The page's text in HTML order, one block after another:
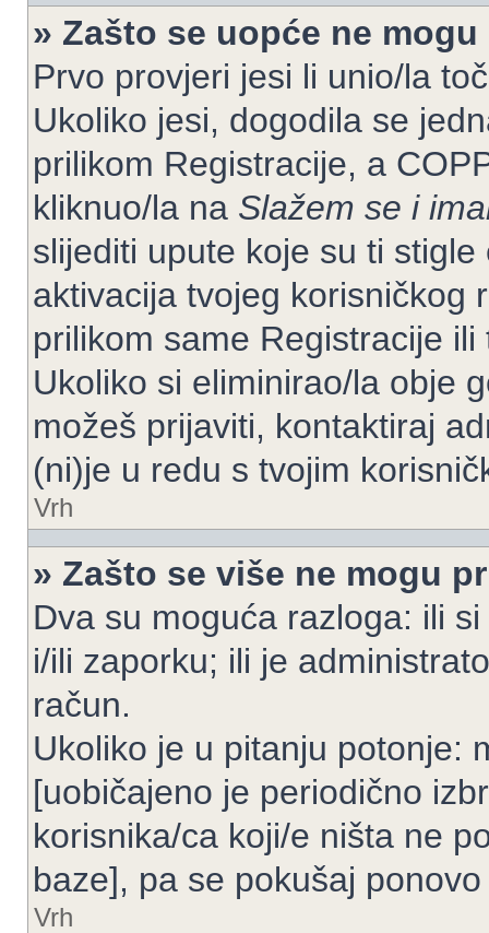
» Zašto se uopće ne
Prvo provjeri jesi li unio/la
Ukoliko jesi, dogodila se
prilikom Registracije, a
kliknuo/la na Slažem se i
slijediti upute koje su ti
aktivacija tvojeg korisničkog
prilikom same Registracije
Ukoliko si eliminirao/la obje
možeš prijaviti, kontaktiraj
(ni)je u redu s tvojim
Vrh
» Zašto se više ne mogu
Dva su moguća razloga: ili
i/ili zaporku; ili je
račun.
Ukoliko je u pitanju potonje:
[uobičajeno je periodično
korisnika/ca koji/e ništa ne
baze], pa se pokušaj
Vrh